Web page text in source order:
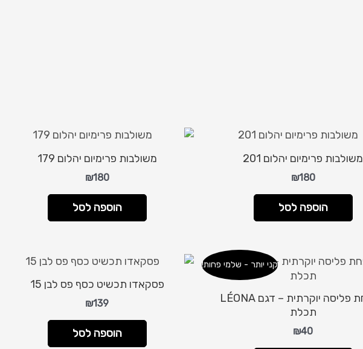
משולבות פרימיום יהלום 201
₪180
הוספה לסל
משולבות פרימיום יהלום 179
₪180
הוספה לסל
קני יותר - שלמי פחות!
מטפחת פליסה יוקרתית – דגם LÉONA
תכלת
₪40
פסקאדו תכשיט כסף פס לבן 15
₪139
הוספה לסל